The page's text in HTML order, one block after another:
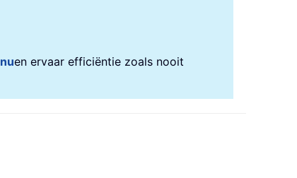
en ervaar efficiëntie zoals nooit